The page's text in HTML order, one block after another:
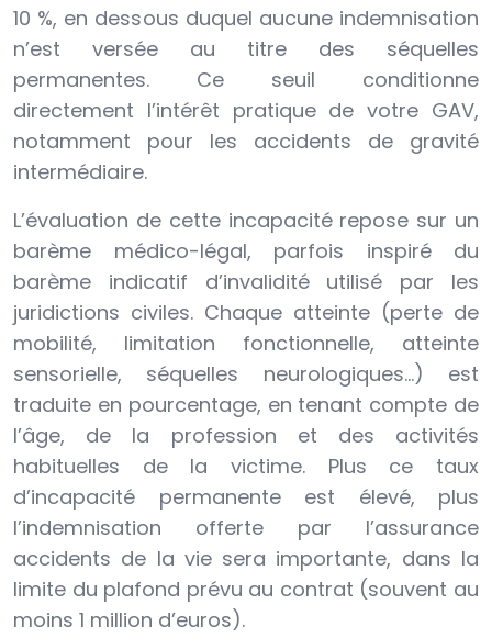
10 %, en dessous duquel aucune indemnisation
n’est versée au titre des séquelles
permanentes. Ce seuil conditionne
directement l’intérêt pratique de votre GAV,
notamment pour les accidents de gravité
intermédiaire.
L’évaluation de cette incapacité repose sur un
barème médico-légal, parfois inspiré du
barème indicatif d’invalidité utilisé par les
juridictions civiles. Chaque atteinte (perte de
mobilité, limitation fonctionnelle, atteinte
sensorielle, séquelles neurologiques…) est
traduite en pourcentage, en tenant compte de
l’âge, de la profession et des activités
habituelles de la victime. Plus ce taux
d’incapacité permanente est élevé, plus
l’indemnisation offerte par l’assurance
accidents de la vie sera importante, dans la
limite du plafond prévu au contrat (souvent au
moins 1 million d’euros).